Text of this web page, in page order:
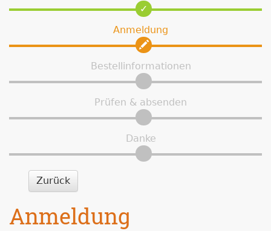
Anmeldung
Bestellinformationen
Prüfen & absenden
Danke
Zurück
Anmeldung